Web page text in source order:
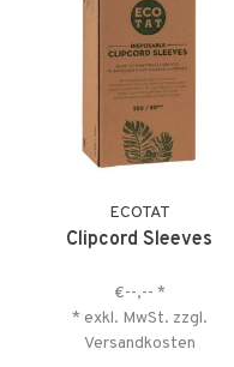
ECOTAT
Clipcord Sleeves
€--,-- *
* exkl. MwSt. zzgl.
Versandkosten